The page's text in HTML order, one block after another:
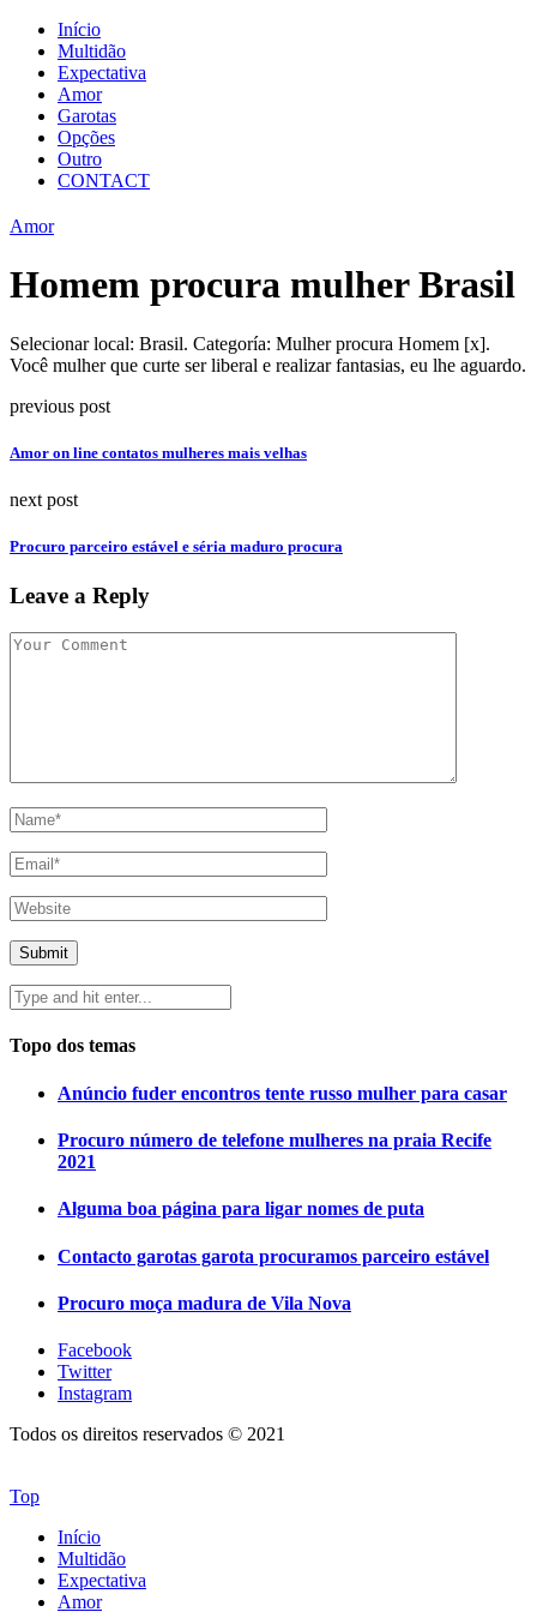
Início
Multidão
Expectativa
Amor
Garotas
Opções
Outro
CONTACT
Amor
Homem procura mulher Brasil
Selecionar local: Brasil. Categoría: Mulher procura Homem [x].
Você mulher que curte ser liberal e realizar fantasias, eu lhe aguardo.
previous post
Amor on line contatos mulheres mais velhas
next post
Procuro parceiro estável e séria maduro procura
Leave a Reply
Topo dos temas
Anúncio fuder encontros tente russo mulher para casar
Procuro número de telefone mulheres na praia Recife
2021
Alguma boa página para ligar nomes de puta
Contacto garotas garota procuramos parceiro estável
Procuro moça madura de Vila Nova
Facebook
Twitter
Instagram
Todos os direitos reservados © 2021
Top
Início
Multidão
Expectativa
Amor